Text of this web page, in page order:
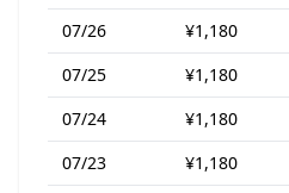
07/26
¥1,180
07/25
¥1,180
07/24
¥1,180
07/23
¥1,180